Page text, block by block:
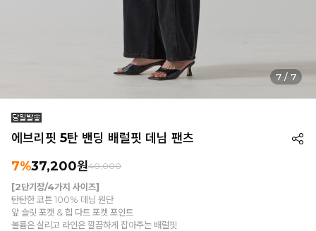
7 / 7
에브리핏 5탄 밴딩 배럴핏 데님 팬츠
7%37,200원40,000
[2단기장/4가지 사이즈]
탄탄한 코튼 100% 데님 원단
앞 슬릿 포켓 & 힙 다트 포켓 포인트
볼륨은 살리고 라인은 깔끔하게 잡아주는 배럴핏